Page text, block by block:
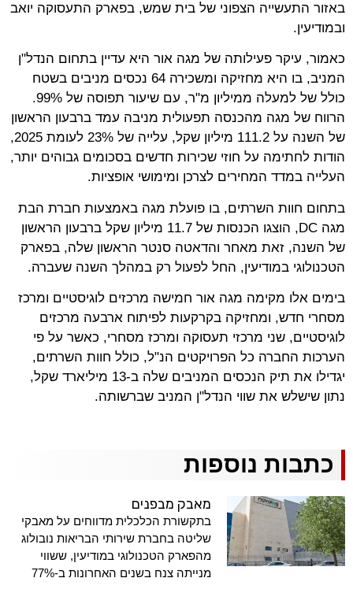
באזור התעשייה הצפוני של בית שמש, בפארק התעסוקה יואב
ובמודיעין.
כאמור, עיקר פעילותה של מגה אור היא עדיין בתחום הנדל"ן
המניב, בו היא מחזיקה ומשכירה 64 נכסים מניבים בשטח
כולל של למעלה ממיליון מ"ר, עם שיעור תפוסה של 99%.
הרווח של מגה מהכנסה תפעולית מניבה עמד ברבעון הראשון
של השנה על 111.2 מיליון שקל, עלייה של 23% לעומת 2025,
הודות לחתימה על חוזי שכירות חדשים בסכומים גבוהים יותר,
העלייה במדד המחירים לצרכן ומימושי אופציות.
בתחום חוות השרתים, בו פועלת מגה באמצעות חברת הבת
מגה DC, הוצגו הכנסות של 11.7 מיליון שקל ברבעון הראשון
של השנה, זאת מאחר והדאטה סנטר הראשון שלה, בפארק
הטכנולוגי במודיעין, החל לפעול רק במהלך השנה שעברה.
בימים אלו מקימה מגה אור חמישה מרכזים לוגיסטיים ומרכז
מסחרי חדש, ומחזיקה בקרקעות לפיתוח ארבעה מרכזים
לוגיסטיים, שני מרכזי תעסוקה ומרכז מסחרי, כאשר על פי
הערכות החברה כל הפרויקטים הנ"ל, כולל חוות השרתים,
יגדילו את תיק הנכסים המניבים שלה ב-13 מיליארד שקל,
נתון שישלש את שווי הנדל"ן המניב שברשותה.
כתבות נוספות
מאבק מבפנים
בתקשורת הכלכלית מדווחים על מאבקי
שליטה בחברת שירותי הבריאות נובולוג
מהפארק הטכנולוגי במודיעין, ששווי
מנייתה צנח בשנים האחרונות ב-77%